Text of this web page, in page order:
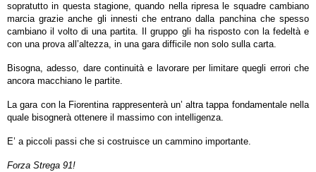
sopratutto in questa stagione, quando nella ripresa le squadre cambiano
marcia grazie anche gli innesti che entrano dalla panchina che spesso
cambiano il volto di una partita. Il gruppo gli ha risposto con la fedeltà e
con una prova all’altezza, in una gara difficile non solo sulla carta.
Bisogna, adesso, dare continuità e lavorare per limitare quegli errori che
ancora macchiano le partite.
La gara con la Fiorentina rappresenterà un’ altra tappa fondamentale nella
quale bisognerà ottenere il massimo con intelligenza.
E’ a piccoli passi che si costruisce un cammino importante.
Forza Strega 91!